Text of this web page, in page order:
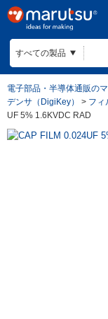
電子部品・半導体通販の
デンサ（DigiKey）
> フィ
UF 5% 1.6KVDC RAD